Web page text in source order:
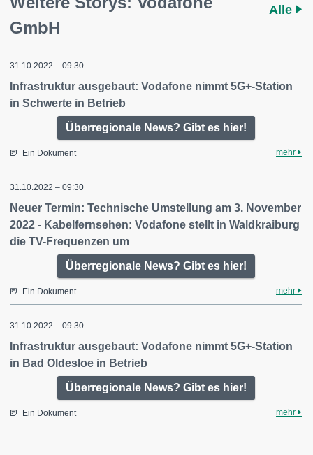
GmbH
Alle
31.10.2022 – 09:30
Infrastruktur ausgebaut: Vodafone nimmt 5G+-Station
in Schwerte in Betrieb
Überregionale News? Gibt es hier!
Ein Dokument mehr
31.10.2022 – 09:30
Neuer Termin: Technische Umstellung am 3. November
2022 - Kabelfernsehen: Vodafone stellt in Waldkraiburg
die TV-Frequenzen um
Überregionale News? Gibt es hier!
Ein Dokument mehr
31.10.2022 – 09:30
Infrastruktur ausgebaut: Vodafone nimmt 5G+-Station
in Bad Oldesloe in Betrieb
Überregionale News? Gibt es hier!
Ein Dokument mehr